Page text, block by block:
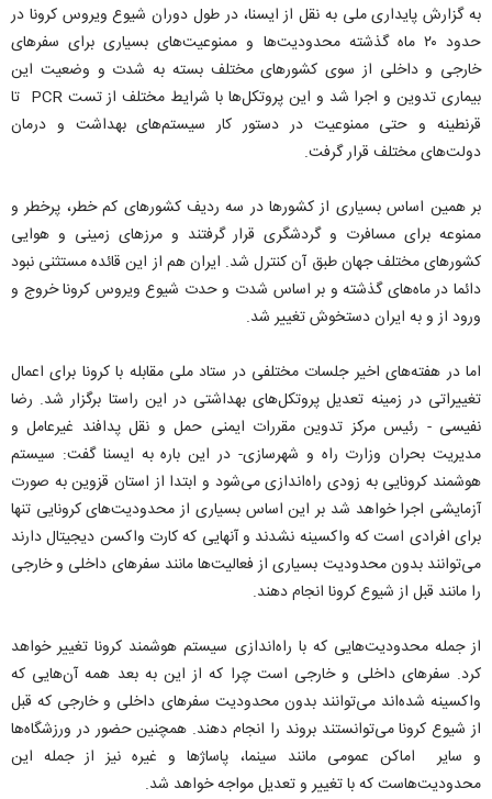
به گزارش پایداری ملی به نقل از ایسنا، در طول دوران شیوع ویروس کرونا در
حدود ۲۰ ماه گذشته محدودیت‌ها و ممنوعیت‌های بسیاری برای سفرهای
خارجی و داخلی از سوی کشورهای مختلف بسته به شدت و وضعیت این
بیماری تدوین و اجرا شد و این پروتکل‌ها با شرایط مختلف از تست PCR تا
قرنطینه و حتی ممنوعیت در دستور کار سیستم‌های بهداشت و درمان
دولت‌های مختلف قرار گرفت.
بر همین اساس بسیاری از کشورها در سه ردیف کشورهای کم خطر، پرخطر و
ممنوعه برای مسافرت و گردشگری قرار گرفتند و مرزهای زمینی و هوایی
کشورهای مختلف جهان طبق آن کنترل شد. ایران هم از این قائده مستثنی نبود
دائما در ماه‌های گذشته و بر اساس شدت و حدت شیوع ویروس کرونا خروج و
ورود از و به ایران دستخوش تغییر شد.
اما در هفته‌های اخیر جلسات مختلفی در ستاد ملی مقابله با کرونا برای اعمال
تغییراتی در زمینه تعدیل پروتکل‌های بهداشتی در این راستا برگزار شد. رضا
نفیسی - رئیس مرکز تدوین مقررات ایمنی حمل و نقل پدافند غیرعامل و
مدیریت بحران وزارت راه و شهرسازی- در این باره به ایسنا گفت: سیستم
هوشمند کرونایی به زودی راه‌اندازی می‌شود و ابتدا از استان قزوین به صورت
آزمایشی اجرا خواهد شد بر این اساس بسیاری از محدودیت‌های کرونایی تنها
برای افرادی است که واکسینه نشدند و آنهایی که کارت واکسن دیجیتال دارند
می‌توانند بدون محدودیت بسیاری از فعالیت‌ها مانند سفرهای داخلی و خارجی
را مانند قبل از شیوع کرونا انجام دهند.
از جمله محدودیت‌هایی که با راه‌اندازی سیستم هوشمند کرونا تغییر خواهد
کرد. سفرهای داخلی و خارجی است چرا که از این به بعد همه آن‌هایی که
واکسینه شده‌اند می‌توانند بدون محدودیت سفرهای داخلی و خارجی که قبل
از شیوع کرونا می‌توانستند بروند را انجام دهند. همچنین حضور در ورزشگاه‌ها
و سایر اماکن عمومی مانند سینما، پاساژها و غیره نیز از جمله این
محدودیت‌هاست که با تغییر و تعدیل مواجه خواهد شد.